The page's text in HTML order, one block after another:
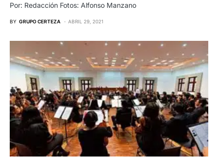
Por: Redacción Fotos: Alfonso Manzano
BY GRUPO CERTEZA ABRIL 29, 2021